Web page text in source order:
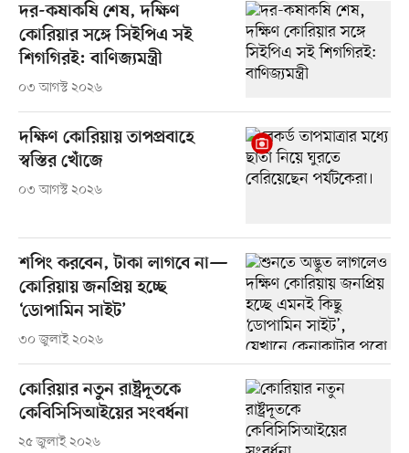
দর-কষাকষি শেষ, দক্ষিণ
কোরিয়ার সঙ্গে সিইপিএ সই
শিগগিরই: বাণিজ্যমন্ত্রী
০৩ আগস্ট ২০২৬
দক্ষিণ কোরিয়ায় তাপপ্রবাহে
স্বস্তির খোঁজে
০৩ আগস্ট ২০২৬
শপিং করবেন, টাকা লাগবে না—
কোরিয়ায় জনপ্রিয় হচ্ছে
‘ডোপামিন সাইট’
৩০ জুলাই ২০২৬
কোরিয়ার নতুন রাষ্ট্রদূতকে
কেবিসিসিআইয়ের সংবর্ধনা
২৫ জুলাই ২০২৬